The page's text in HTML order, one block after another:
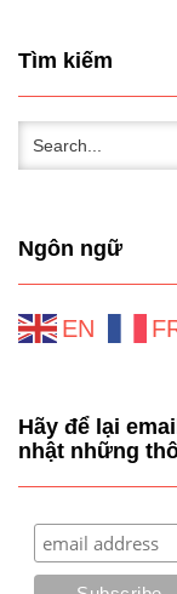
Tìm kiếm
Ngôn ngữ
EN
Hãy để lại
nhật những